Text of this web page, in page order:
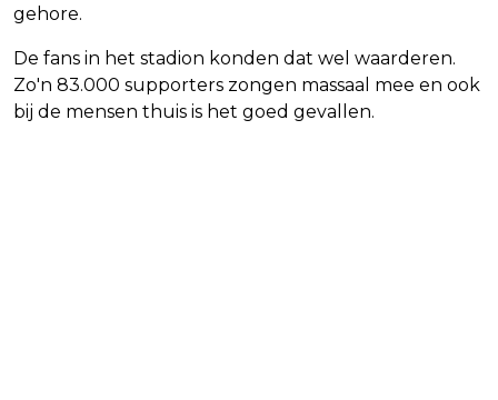
gehore.
De fans in het stadion konden dat wel waarderen.
Zo'n 83.000 supporters zongen massaal mee en ook
bij de mensen thuis is het goed gevallen.